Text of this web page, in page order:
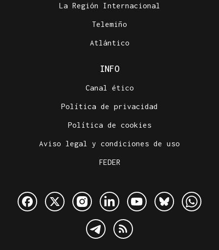
La Región Internacional
Telemiño
Atlántico
INFO
Canal ético
Política de privacidad
Política de cookies
Aviso legal y condiciones de uso
FEDER